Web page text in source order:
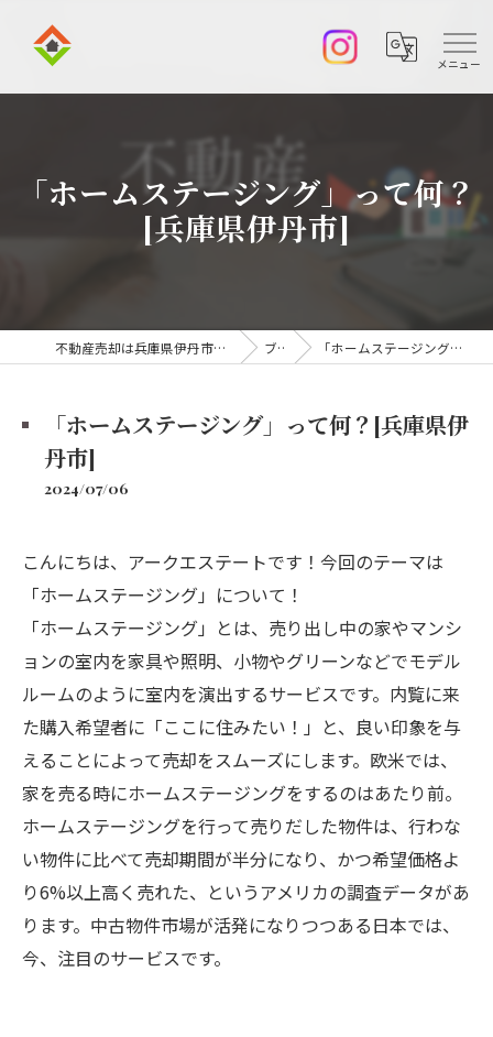
「ホームステージング」って何？
[兵庫県伊丹市]
不動産売却は兵庫県伊丹市の株式会社アークエステート ブログ 「ホームステージング」って何？[兵庫県伊丹市]
「ホームステージング」って何？[兵庫県伊
丹市]
2024/07/06
こんにちは、アークエステートです！今回のテーマは
「ホームステージング」について！
「ホームステージング」とは、売り出し中の家やマンシ
ョンの室内を家具や照明、小物やグリーンなどでモデル
ルームのように室内を演出するサービスです。内覧に来
た購入希望者に「ここに住みたい！」と、良い印象を与
えることによって売却をスムーズにします。欧米では、
家を売る時にホームステージングをするのはあたり前。
ホームステージングを行って売りだした物件は、行わな
い物件に比べて売却期間が半分になり、かつ希望価格よ
り6%以上高く売れた、というアメリカの調査データがあ
ります。中古物件市場が活発になりつつある日本では、
今、注目のサービスです。